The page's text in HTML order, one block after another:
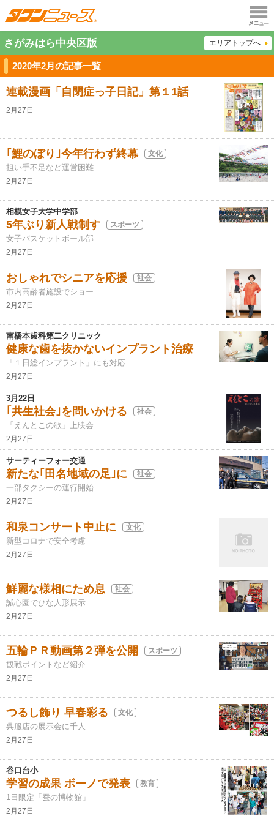
メニュ
ー
さがみはら中央区版 エリアトップへ
2020年2月の記事一覧
連載漫画「自閉症っ子日記」第１1話
2月27日
｢鯉のぼり｣今年行わず終幕 文化
担い手不足など運営困難
2月27日
相模女子大学中学部
5年ぶり新人戦制す スポーツ
女子バスケットボール部
2月27日
おしゃれでシニアを応援 社会
市内高齢者施設でショー
2月27日
南橋本歯科第二クリニック
健康な歯を抜かないインプラント治療
「１日総インプラント」にも対応
2月27日
3月22日
｢共生社会｣を問いかける 社会
「えんとこの歌」上映会
2月27日
サーティーフォー交通
新たな｢田名地域の足｣に 社会
一部タクシーの運行開始
2月27日
和泉コンサート中止に 文化
新型コロナで安全考慮
2月27日
鮮麗な様相にため息 社会
誠心園でひな人形展示
2月27日
五輪ＰＲ動画第２弾を公開 スポーツ
観戦ポイントなど紹介
2月27日
つるし飾り 早春彩る 文化
呉服店の展示会に千人
2月27日
谷口台小
学習の成果 ボーノで発表 教育
1日限定「蚕の博物館」
2月27日